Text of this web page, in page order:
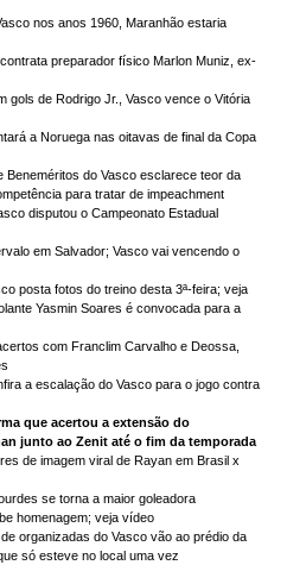
nos anos 1960, Maranhão estaria
preparador físico Marlon Muniz, ex-
gols de Rodrigo Jr., Vasco vence o Vitória
a Noruega nas oitavas de final da Copa
do Vasco esclarece teor da
para tratar de impeachment
disputou o Campeonato Estadual
em Salvador; Vasco vai vencendo o
posta fotos do treino desta 3ª-feira; veja
Yasmin Soares é convocada para a
com Franclim Carvalho e Deossa,
a escalação do Vasco para o jogo contra
que acertou a extensão do
junto ao Zenit até o fim da temporada
de imagem viral de Rayan em Brasil x
se torna a maior goleadora
homenagem; veja vídeo
organizadas do Vasco vão ao prédio da
só esteve no local uma vez